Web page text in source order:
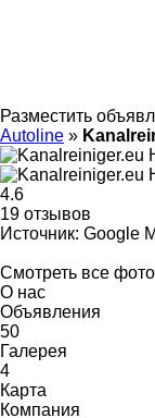
Разместить
Autoline »
4.6
19 отзывов
Источник: Google
Смотреть все
О нас
Объявления
50
Галерея
4
Карта
Компания